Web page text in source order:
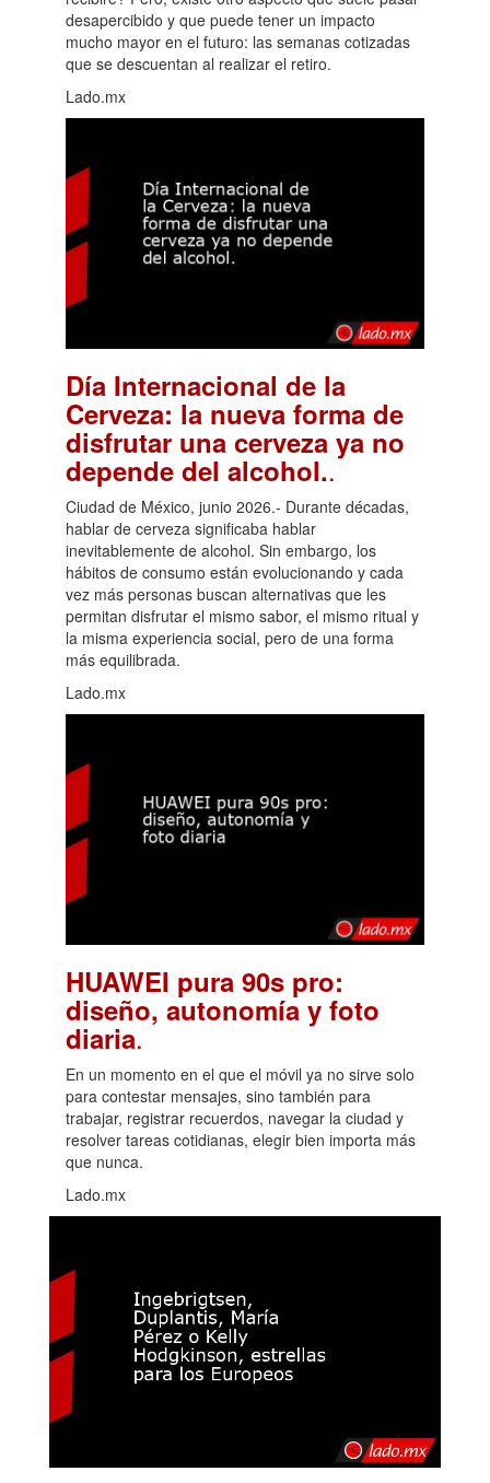
desapercibido y que puede tener un impacto
mucho mayor en el futuro: las semanas cotizadas
que se descuentan al realizar el retiro.
Lado.mx
Día Internacional de la
Cerveza: la nueva forma de
disfrutar una cerveza ya no
depende del alcohol..
Ciudad de México, junio 2026.- Durante décadas,
hablar de cerveza significaba hablar
inevitablemente de alcohol. Sin embargo, los
hábitos de consumo están evolucionando y cada
vez más personas buscan alternativas que les
permitan disfrutar el mismo sabor, el mismo ritual y
la misma experiencia social, pero de una forma
más equilibrada.
Lado.mx
HUAWEI pura 90s pro:
diseño, autonomía y foto
diaria.
En un momento en el que el móvil ya no sirve solo
para contestar mensajes, sino también para
trabajar, registrar recuerdos, navegar la ciudad y
resolver tareas cotidianas, elegir bien importa más
que nunca.
Lado.mx